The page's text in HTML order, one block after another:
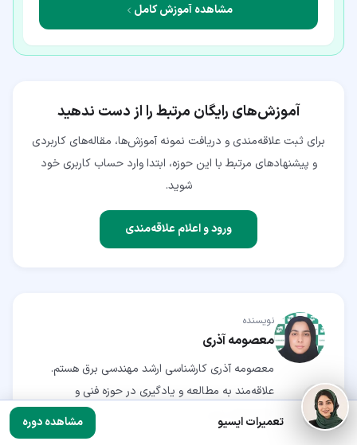
مشاهده آموزش کامل
آموزش‌های رایگان مرتبط را از دست ندهید
برای ثبت علاقه‌مندی و دریافت نمونه آموزش‌ها، مقاله‌های کاربردی
و پیشنهادهای مرتبط با این حوزه، ابتدا وارد حساب کاربری خود
شوید.
ورود و اعلام علاقه‌مندی
نویسنده
معصومه آذری
معصومه آذری کارشناسی ارشد مهندسی برق هستم.
علاقه‌مند به مطالعه و یادگیری در حوزه فنی و
فناوری‌های نوین.
تعمیرات ایسیو مشاهده دوره